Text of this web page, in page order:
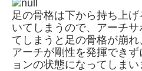
足の骨格は下から持ち上
いてしまうので、アーチ
てしまうと足の骨格が崩
アーチが剛性を発揮でき
ョンの状態になってしまい